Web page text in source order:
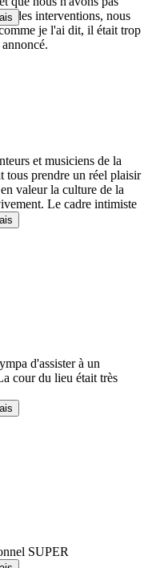
des interventions, nous
je l'ai dit, il était trop
et musiciens de la
tous prendre un réel plaisir
valeur la culture de la
Le cadre intimiste
d'assister à un
cour du lieu était très
SUPER